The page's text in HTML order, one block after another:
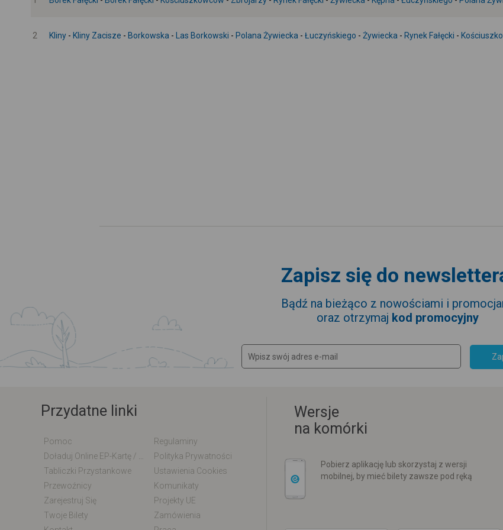
2 Kliny - Kliny Zacisze - Borkowska - Las Borkowski - Polana Żywiecka - Łuczyńskiego - Żywiecka - Rynek Fałęcki -
Zapisz się do
Bądź na bieżąco z nowościami i
oraz otrzymaj kod promocyjny
Przydatne linki
Pomoc
Regulaminy
Polityka Prywatności
Tabliczki Przystankowe
Ustawienia Cookies
Przewoźnicy
Komunikaty
Zarejestruj Się
Projekty UE
Twoje Bilety
Zamówienia
Wersje
na komórki
Pobierz aplikację lub skorzystaj z wersji
mobilnej, by mieć bilety zawsze pod ręką